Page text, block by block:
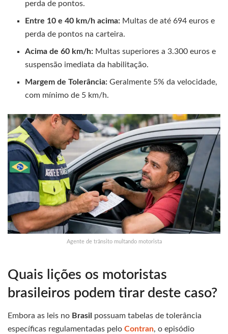
perda de pontos.
Entre 10 e 40 km/h acima: Multas de até 694 euros e
perda de pontos na carteira.
Acima de 60 km/h: Multas superiores a 3.300 euros e
suspensão imediata da habilitação.
Margem de Tolerância: Geralmente 5% da velocidade,
com mínimo de 5 km/h.
Agente de trânsito multando motorista
Quais lições os motoristas
brasileiros podem tirar deste caso?
Embora as leis no Brasil possuam tabelas de tolerância
específicas regulamentadas pelo Contran, o episódio